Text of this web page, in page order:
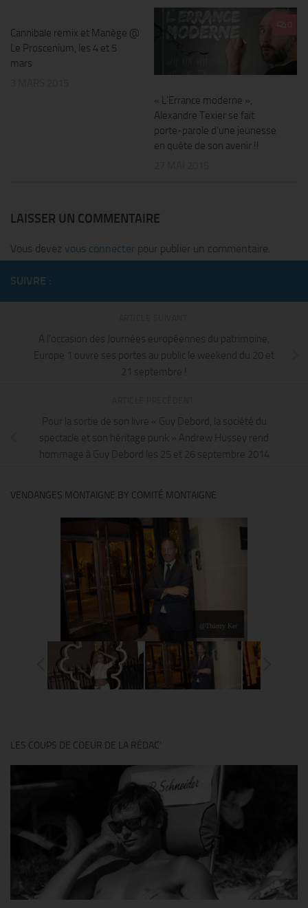
Cannibale remix et Manège @
Le Proscenium, les 4 et 5
mars
« L’Errance moderne »,
Alexandre Texier se fait
porte-parole d’une jeunesse
en quête de son avenir !!
LAISSER UN COMMENTAIRE
Vous devez vous connecter pour publier un commentaire.
SUIVRE :
A l’occasion des Journées européennes du patrimoine,
Europe 1 ouvre ses portes au public le weekend du 20 et
21 septembre !
Pour la sortie de son livre « Guy Debord, la société du
spectacle et son héritage punk » Andrew Hussey rend
hommage à Guy Debord les 25 et 26 septembre 2014
VENDANGES MONTAIGNE BY COMITÉ MONTAIGNE
@Thierry Ker
LES COUPS DE COEUR DE LA RÉDAC’